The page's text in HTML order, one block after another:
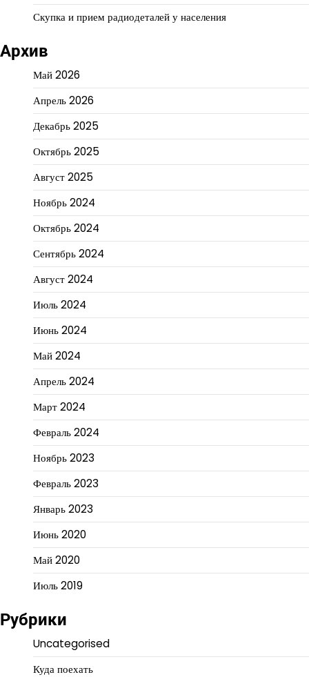
Скупка и прием радиодеталей у населения
Архив
Май 2026
Апрель 2026
Декабрь 2025
Октябрь 2025
Август 2025
Ноябрь 2024
Октябрь 2024
Сентябрь 2024
Август 2024
Июль 2024
Июнь 2024
Май 2024
Апрель 2024
Март 2024
Февраль 2024
Ноябрь 2023
Февраль 2023
Январь 2023
Июнь 2020
Май 2020
Июль 2019
Рубрики
Uncategorised
Куда поехать